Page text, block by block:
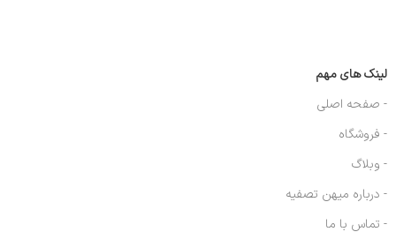
لینک های مهم
- صفحه اصلی
- فروشگاه
- وبلاگ
- درباره میهن تصفیه
- تماس با ما